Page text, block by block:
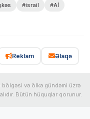
#israil
#Aİ
Reklam Əlaqə
və ölkə gündəmi üzrə
Bütün hüquqlar qorunur.